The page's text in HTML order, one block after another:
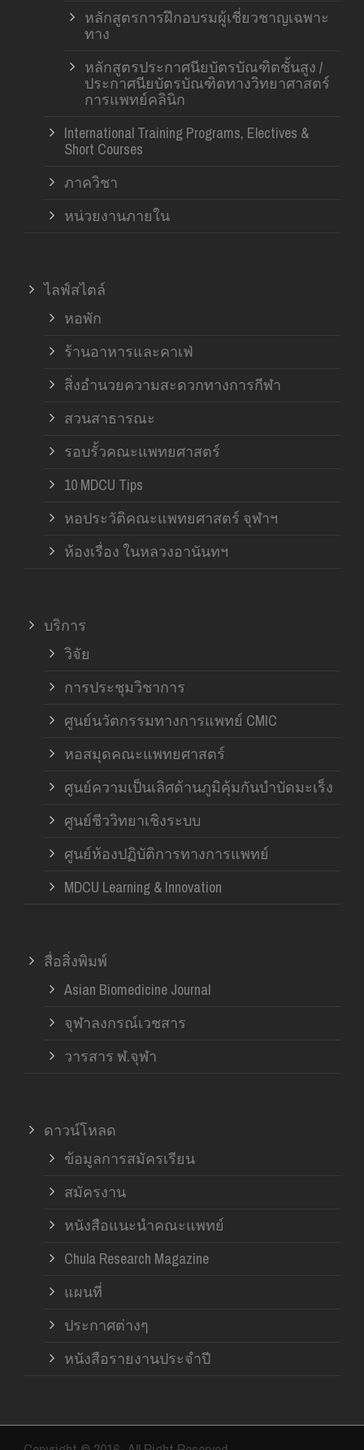
หลักสูตรการฝึกอบรมผู้เชี่ยวชาญเฉพาะ
ทาง
หลักสูตรประกาศนียบัตรบัณฑิตชั้นสูง /
ประกาศนียบัตรบัณฑิตทางวิทยาศาสตร์
การแพทย์คลินิก
International Training Programs, Electives &
Short Courses
ภาควิชา
หน่วยงานภายใน
ไลฟ์สไตล์
หอพัก
ร้านอาหารและคาเฟ่
สิ่งอำนวยความสะดวกทางการกีฬา
สวนสาธารณะ
รอบรั้วคณะแพทยศาสตร์
10 MDCU Tips
หอประวัติคณะแพทยศาสตร์ จุฬาฯ
ห้องเรื่อง ในหลวงอานันทฯ
บริการ
วิจัย
การประชุมวิชาการ
ศูนย์นวัตกรรมทางการแพทย์ CMIC
หอสมุดคณะแพทยศาสตร์
ศูนย์ความเป็นเลิศด้านภูมิคุ้มกันบำบัดมะเร็ง
ศูนย์ชีววิทยาเชิงระบบ
ศูนย์ห้องปฏิบัติการทางการแพทย์
MDCU Learning & Innovation
สื่อสิ่งพิมพ์
Asian Biomedicine Journal
จุฬาลงกรณ์เวชสาร
วารสาร ฬ.จุฬา
ดาวน์โหลด
ข้อมูลการสมัครเรียน
สมัครงาน
หนังสือแนะนำคณะแพทย์
Chula Research Magazine
แผนที่
ประกาศต่างๆ
หนังสือรายงานประจำปี